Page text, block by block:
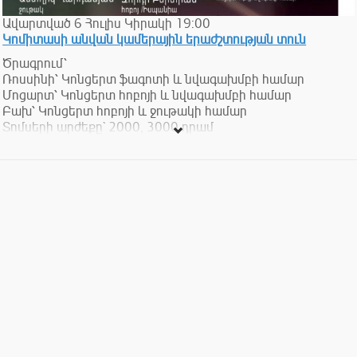
Ավարտված 6 Հուլիս Կիրակի 19:00
Կոմիտասի անվան կամերային երաժշտության տուն
Ծրագրում՝
Ռոսսինի՝ Կոնցերտ ֆագոտի և նվագախմբի համար
Մոցարտ՝ Կոնցերտ հոբոյի և նվագախմբի համար
Բախ՝ Կոնցերտ հոբոյի և ջութակի համար
Տոմսերի արժեքը` 2000, 3000 դրամ